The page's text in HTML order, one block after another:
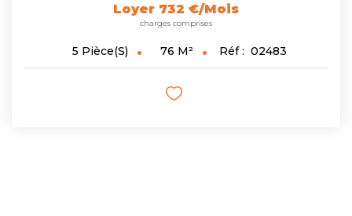
Loyer 732 €/mois
charges comprises
5 Pièce(s) 76 M² Réf : 02483